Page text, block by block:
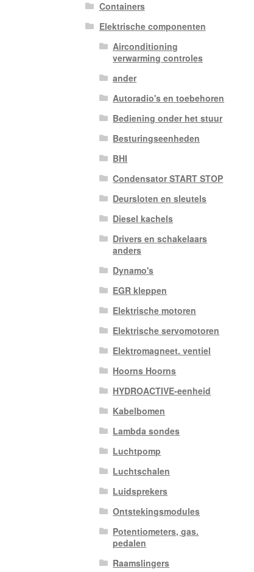
Containers
Elektrische componenten
Airconditioning
verwarming controles
ander
Autoradio's en toebehoren
Bediening onder het stuur
Besturingseenheden
BHI
Condensator START STOP
Deursloten en sleutels
Diesel kachels
Drivers en schakelaars
anders
Dynamo's
EGR kleppen
Elektrische motoren
Elektrische servomotoren
Elektromagneet. ventiel
Hoorns Hoorns
HYDROACTIVE-eenheid
Kabelbomen
Lambda sondes
Luchtpomp
Luchtschalen
Luidsprekers
Ontstekingsmodules
Potentiometers, gas.
pedalen
Raamslingers